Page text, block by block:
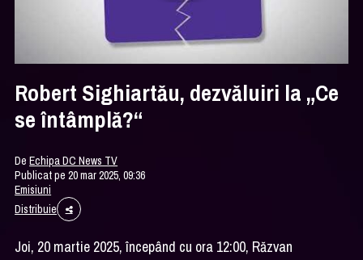
Robert Sighiartău, dezvăluiri la „Ce
se întâmplă?“
DeEchipa DC News TV
Publicat pe 20 mar 2025, 09:36
Emisiuni
Distribuie
Joi, 20 martie 2025, începând cu ora 12:00, Răzvan